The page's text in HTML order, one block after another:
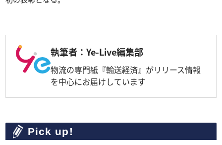
執筆者：Ye-Live編集部
物流の専門紙『輸送経済』がリリース情報
を中心にお届けしています
Pick up!